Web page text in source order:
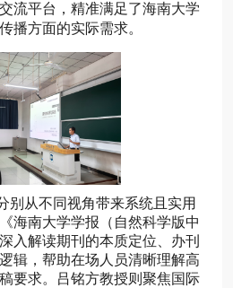
流平台，精准满足了海南大学
播方面的实际需求。
别从不同视角带来系统且实用
海南大学学报（自然科学版中
入解读期刊的本质定位、办刊
辑，帮助在场人员清晰理解高
要求。吕铭方教授则聚焦国际